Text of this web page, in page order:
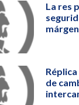
La res
de